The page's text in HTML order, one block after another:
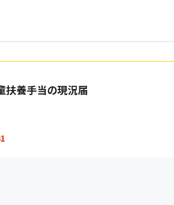
扶養手当の現況届